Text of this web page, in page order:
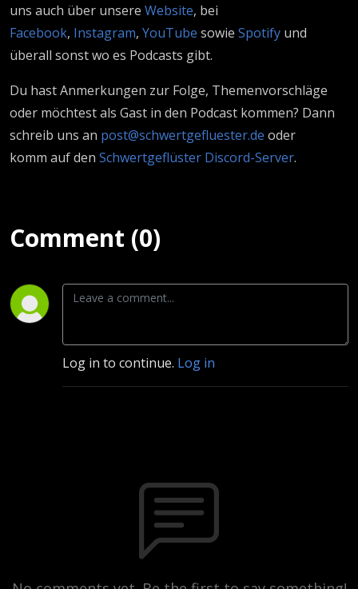
uns auch über unsere Website, bei
Facebook, Instagram, YouTube sowie Spotify und
überall sonst wo es Podcasts gibt.
Du hast Anmerkungen zur Folge, Themenvorschläge
oder möchtest als Gast in den Podcast kommen? Dann
schreib uns an post@schwertgefluester.de oder
komm auf den Schwertgeflüster Discord-Server.
Comment (0)
Log in to continue. Log in